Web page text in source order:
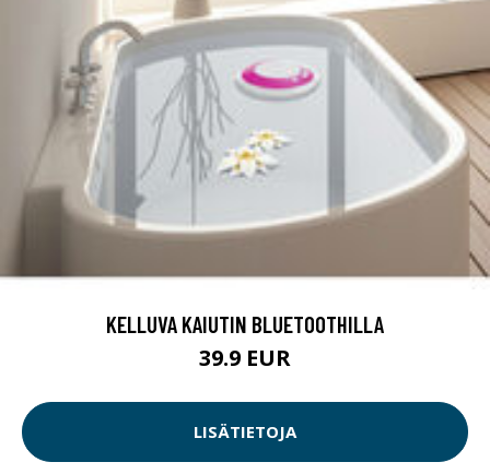
KELLUVA KAIUTIN BLUETOOTHILLA
39.9 EUR
LISÄTIETOJA